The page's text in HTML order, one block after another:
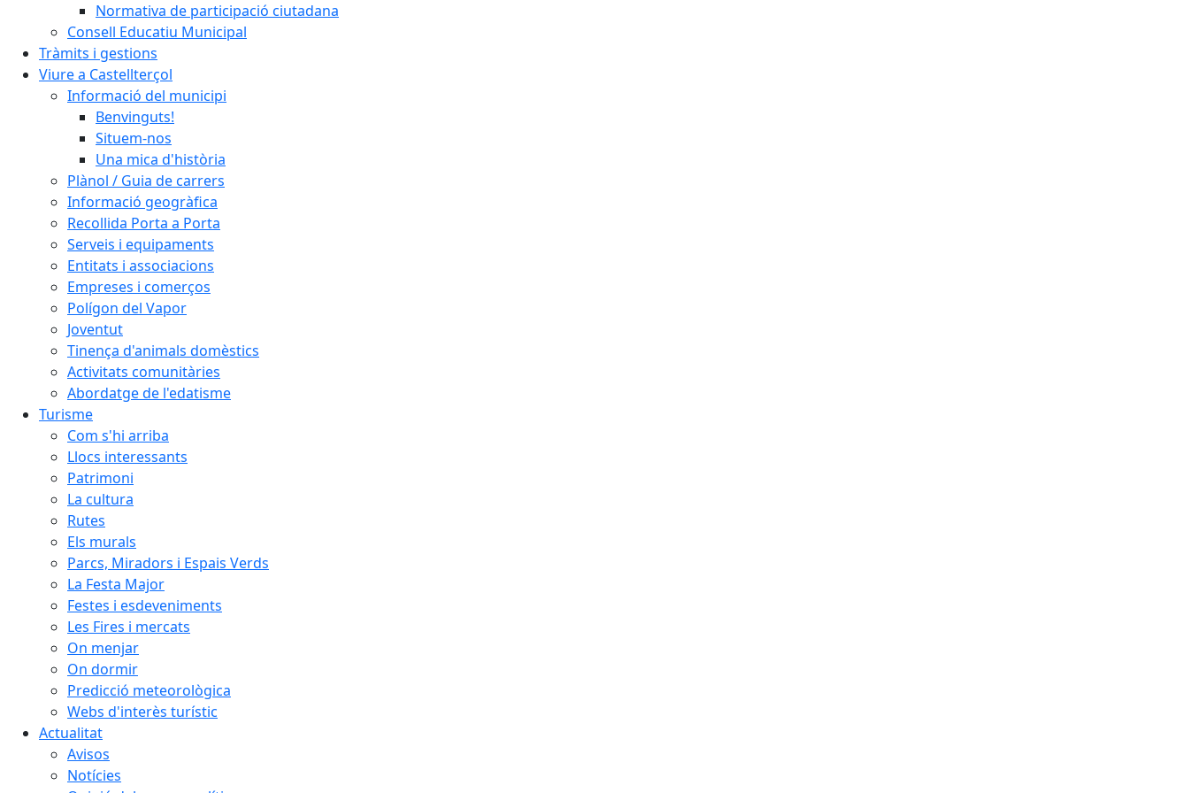
Normativa de participació ciutadana
Consell Educatiu Municipal
Tràmits i gestions
Viure a Castellterçol
Informació del municipi
Benvinguts!
Situem-nos
Una mica d'història
Plànol / Guia de carrers
Informació geogràfica
Recollida Porta a Porta
Serveis i equipaments
Entitats i associacions
Empreses i comerços
Polígon del Vapor
Joventut
Tinença d'animals domèstics
Activitats comunitàries
Abordatge de l'edatisme
Turisme
Com s'hi arriba
Llocs interessants
Patrimoni
La cultura
Rutes
Els murals
Parcs, Miradors i Espais Verds
La Festa Major
Festes i esdeveniments
Les Fires i mercats
On menjar
On dormir
Predicció meteorològica
Webs d'interès turístic
Actualitat
Avisos
Notícies